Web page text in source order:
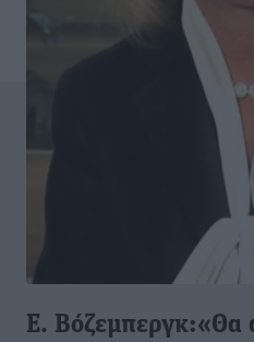
E. Bόζεμπεργκ:«Θα